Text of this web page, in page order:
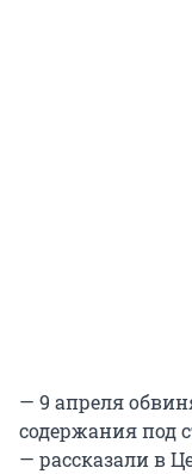
— 9 апреля
содержания под
— рассказали в